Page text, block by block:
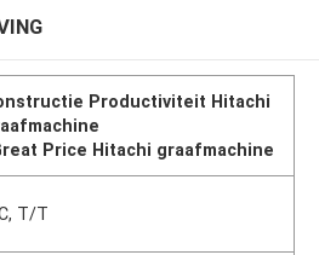
Productiviteit Hitachi
Price Hitachi graafmachine
T/T